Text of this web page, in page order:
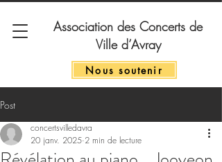
Association des Concerts de
Ville d’Avray
Nous soutenir
Post
concertsvilledavra
20 janv. 2025 2 min de lecture